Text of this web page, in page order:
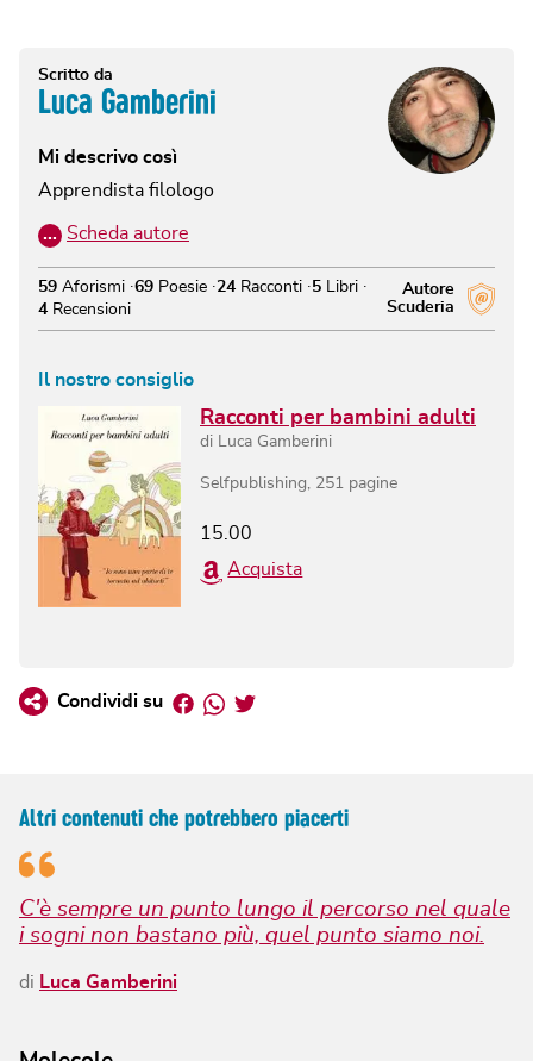
Scritto da
Luca Gamberini
Mi descrivo così
Apprendista filologo
… Scheda autore
Autore
Scuderia
59 Aforismi 69 Poesie 24 Racconti 5 Libri
4 Recensioni
Il nostro consiglio
Racconti per bambini adulti
di Luca Gamberini
Selfpublishing 251 pagine
15.00
Acquista
Condividi su Facebook
Whatsapp
Twitter
Altri contenuti che potrebbero piacerti
C'è sempre un punto lungo il percorso nel quale
i sogni non bastano più, quel punto siamo noi.
di Luca Gamberini